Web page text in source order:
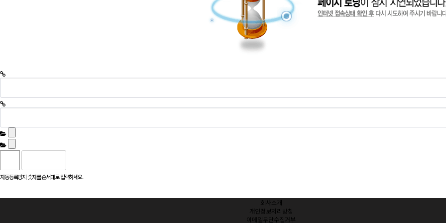
자동등록방지 숫자를 순서대로 입력하세요.
회사소개
개인정보처리방침
이메일무단수집거부